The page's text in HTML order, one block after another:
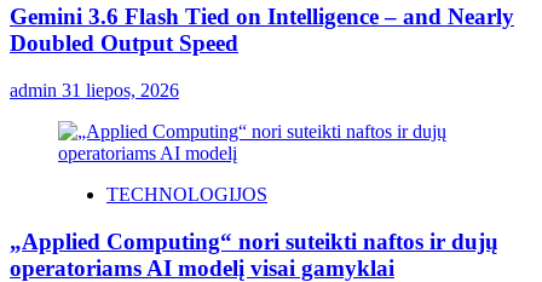
Gemini 3.6 Flash Tied on Intelligence – and Nearly
Doubled Output Speed
admin 31 liepos, 2026
TECHNOLOGIJOS
„Applied Computing“ nori suteikti naftos ir dujų
operatoriams AI modelį visai gamyklai